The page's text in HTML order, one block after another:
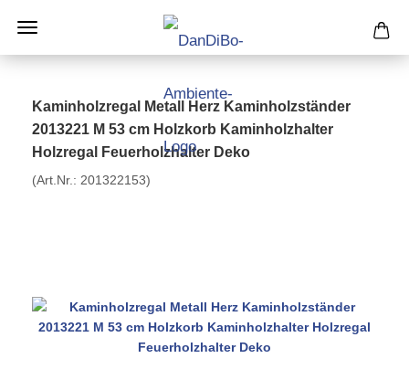
Kaminholzregal Metall Herz Kaminholzständer
2013221 M 53 cm Holzkorb Kaminholzhalter
Holzregal Feuerholzhalter Deko
(Art.Nr.: 201322153)